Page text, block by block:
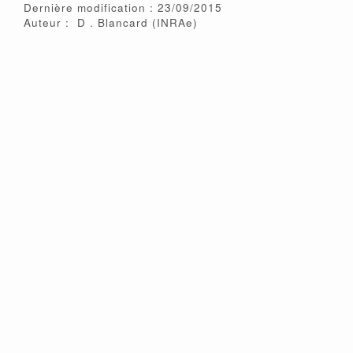
Dernière modification : 23/09/2015
Auteur :
D Blancard (INRAe)